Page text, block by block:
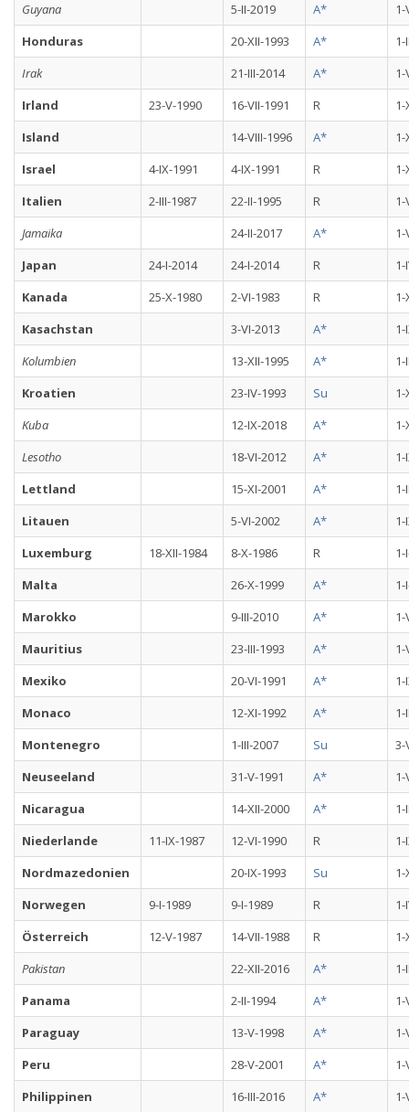
Guyana
5-II-2019 A*
1-
Honduras
20-XII-1993 A*
1-
Irak
21-III-2014 A*
1-
Irland
23-V-1990 16-VII-1991 R
1-
Island
14-VIII-1996 A*
1-
Israel
4-IX-1991 4-IX-1991 R
1-
Italien
2-III-1987 22-II-1995 R
1-
Jamaika
24-II-2017 A*
1-
Japan
24-I-2014 24-I-2014 R
1-
Kanada
25-X-1980 2-VI-1983 R
1-
Kasachstan
3-VI-2013 A*
1-
Kolumbien
13-XII-1995 A*
1-
Kroatien
23-IV-1993 Su
1-
Kuba
12-IX-2018 A*
1-
Lesotho
18-VI-2012 A*
1-
Lettland
15-XI-2001 A*
1-
Litauen
5-VI-2002 A*
1-
Luxemburg
18-XII-1984 8-X-1986 R
1-
Malta
26-X-1999 A*
1-
Marokko
9-III-2010 A*
1-
Mauritius
23-III-1993 A*
1-
Mexiko
20-VI-1991 A*
1-
Monaco
12-XI-1992 A*
1-
Montenegro
1-III-2007 Su
3-
Neuseeland
31-V-1991 A*
1-
Nicaragua
14-XII-2000 A*
1-
Niederlande
11-IX-1987 12-VI-1990 R
1-
Nordmazedonien
20-IX-1993 Su
1-
Norwegen
9-I-1989 9-I-1989 R
1-
Österreich
12-V-1987 14-VII-1988 R
1-
Pakistan
22-XII-2016 A*
1-
Panama
2-II-1994 A*
1-
Paraguay
13-V-1998 A*
1-
Peru
28-V-2001 A*
1-
Philippinen
16-III-2016 A* 1-